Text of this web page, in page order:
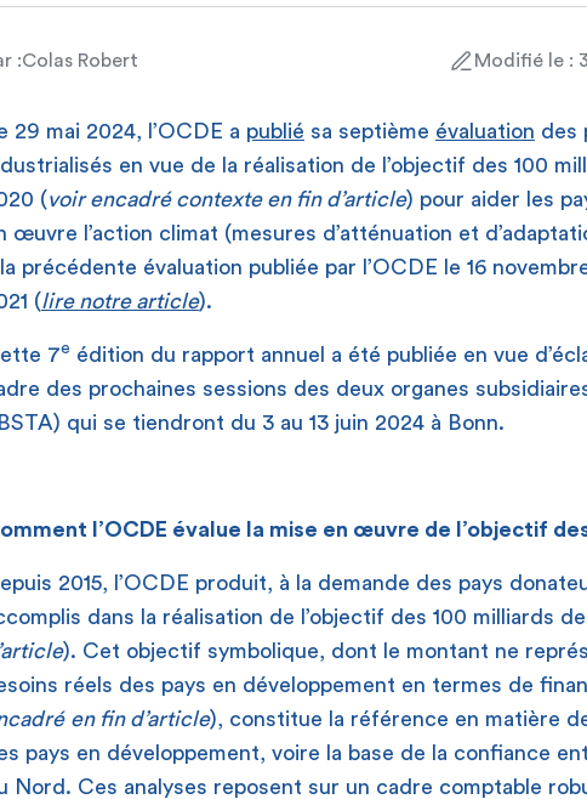
:Colas Robert Modifié le :
29 mai 2024, l’OCDE a publié sa septième évaluation des
en vue de la réalisation de l’objectif des 100
(voir encadré contexte en fin d’article) pour aider les
œuvre l’action climat (mesures d’atténuation et
précédente évaluation publiée par l’OCDE le 16
(lire notre article).
7e édition du rapport annuel a été publiée en vue
des prochaines sessions des deux organes
qui se tiendront du 3 au 13 juin 2024 à Bonn.
l’OCDE évalue la mise en œuvre de l’objectif
2015, l’OCDE produit, à la demande des pays
dans la réalisation de l’objectif des 100 milliards
). Cet objectif symbolique, dont le montant ne
réels des pays en développement en termes de
en fin d’article), constitue la référence en matière
pays en développement, voire la base de la confiance
Nord. Ces analyses reposent sur un cadre comptable